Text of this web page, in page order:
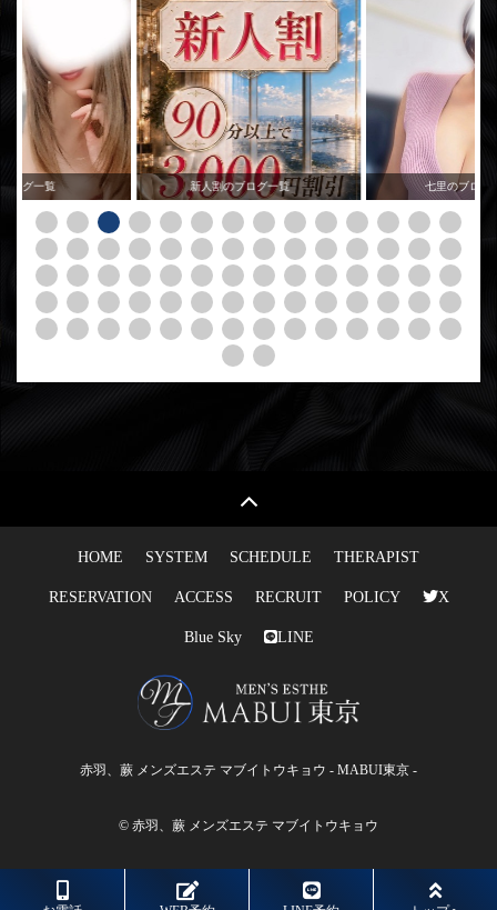
ログ一覧 新人割のブログ一覧 七里のブログ
HOME SYSTEM SCHEDULE THERAPIST
RESERVATION ACCESS RECRUIT POLICY X
Blue Sky LINE
赤羽、蕨 メンズエステ マブイトウキョウ - MABUI東京 -
© 赤羽、蕨 メンズエステ マブイトウキョウ